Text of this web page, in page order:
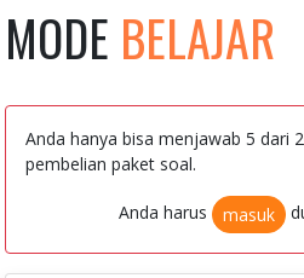
MODE BELAJAR
Anda hanya bisa menjawab 5 dari
pembelian paket soal.
Anda harus masuk